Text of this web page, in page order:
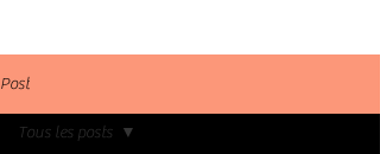
Post
Tous les posts